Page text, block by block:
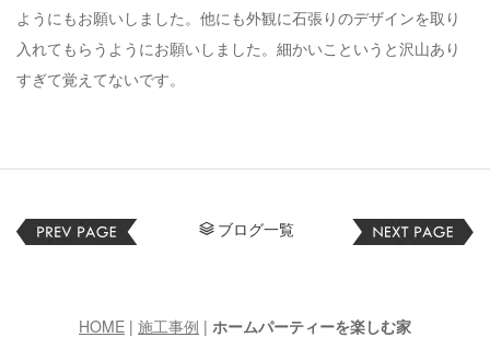
ようにもお願いしました。他にも外観に石張りのデザインを取り
入れてもらうようにお願いしました。細かいこというと沢山あり
すぎて覚えてないです。
ブログ一覧
HOME | 施工事例 | ホームパーティーを楽しむ家